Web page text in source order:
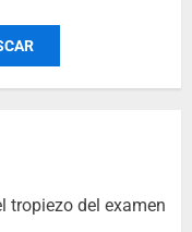
tropiezo del examen